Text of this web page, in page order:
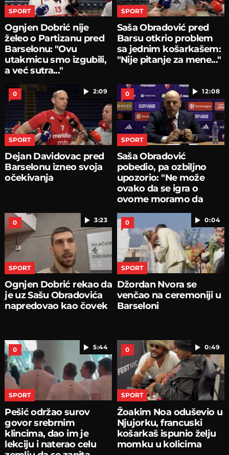
SPORT
Ognjen Dobrić nije
želeo o Partizanu pred
Barselonu: "Ovu
utakmicu smo izgubili,
a već sutra..."
SPORT
Saša Obradović pred
Barsu otkrio problem
sa jednim košarkašem:
"Nije pitanje za mene..."
2:09
0
SPORT
Dejan Davidovac pred
Barselonu izneo svoja
očekivanja
12:08
0
SPORT
Saša Obradović
pobedio, pa ozbiljno
upozorio: "Ne može
ovako da se igra o
ovome moramo da
3:23
0
SPORT
Ognjen Dobrić rekao da
je uz Sašu Obradovića
napredovao kao čovek
0:04
0
SPORT
Džordan Nvora se
venčao na ceremoniji u
Barseloni
5:44
0
SPORT
Pešić održao surov
govor srebrnim
klincima, dao im je
lekciju i naterao celu
0:49
0
SPORT
Žoakim Noa oduševio u
Njujorku, francuski
košarkaš ispunio želju
momku u kolicima